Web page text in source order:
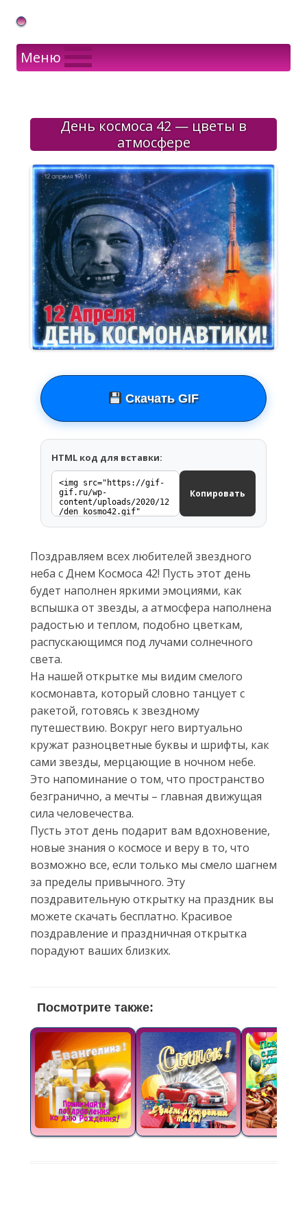
Gif Открытки в подарок
Меню
День космоса 42 — цветы в
атмосфере
Скачать GIF
HTML код для вставки:
Копировать
Поздравляем всех любителей звездного
неба с Днем Космоса 42! Пусть этот день
будет наполнен яркими эмоциями, как
вспышка от звезды, а атмосфера наполнена
радостью и теплом, подобно цветкам,
распускающимся под лучами солнечного
света.
На нашей открытке мы видим смелого
космонавта, который словно танцует с
ракетой, готовясь к звездному
путешествию. Вокруг него виртуально
кружат разноцветные буквы и шрифты, как
сами звезды, мерцающие в ночном небе.
Это напоминание о том, что пространство
безгранично, а мечты – главная движущая
сила человечества.
Пусть этот день подарит вам вдохновение,
новые знания о космосе и веру в то, что
возможно все, если только мы смело шагнем
за пределы привычного. Эту
поздравительную открытку на праздник вы
можете скачать бесплатно. Красивое
поздравление и праздничная открытка
порадуют ваших близких.
Посмотрите также: